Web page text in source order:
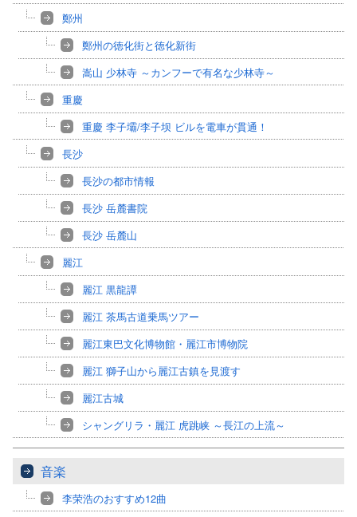
鄭州
鄭州の徳化街と徳化新街
嵩山 少林寺 ～カンフーで有名な少林寺～
重慶
重慶 李子壩/李子坝 ビルを電車が貫通！
長沙
長沙の都市情報
長沙 岳麓書院
長沙 岳麓山
麗江
麗江 黒龍譚
麗江 茶馬古道乗馬ツアー
麗江東巴文化博物館・麗江市博物院
麗江 獅子山から麗江古鎮を見渡す
麗江古城
シャングリラ・麗江 虎跳峡 ～長江の上流～
音楽
李荣浩のおすすめ12曲